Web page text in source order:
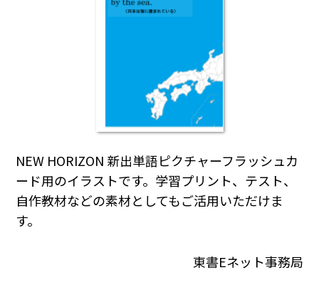
NEW HORIZON 新出単語ピクチャーフラッシュカ
ード用のイラストです。学習プリント、テスト、
自作教材などの素材としてもご活用いただけま
す。
東書Eネット事務局